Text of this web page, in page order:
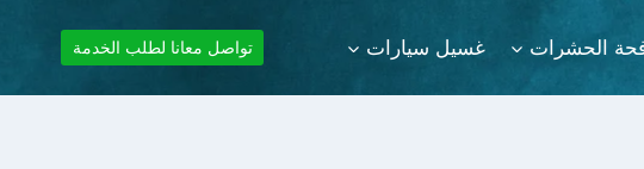
الحشرات غسيل سيارات تواصل معانا لطلب الخدمة